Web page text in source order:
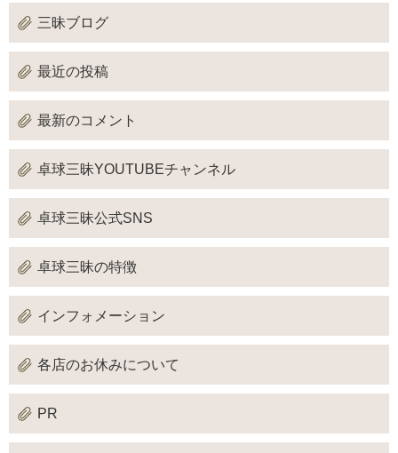
三昧ブログ
最近の投稿
最新のコメント
卓球三昧YOUTUBEチャンネル
卓球三昧公式SNS
卓球三昧の特徴
インフォメーション
各店のお休みについて
PR